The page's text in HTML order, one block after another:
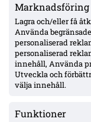
Marknadsföring
Lagra och/eller få
Använda
personaliserad
personaliserad
innehåll, Använda
Utveckla och
välja innehåll.
Funktioner
Zadok